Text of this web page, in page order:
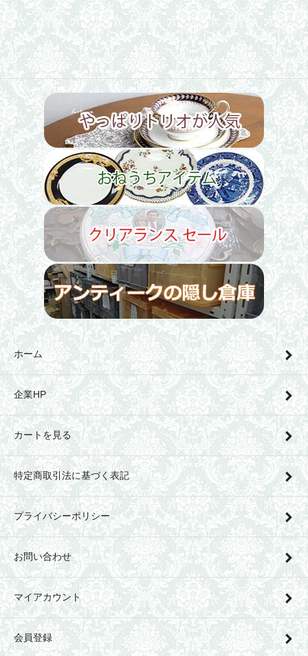
ホーム
企業HP
カートを見る
特定商取引法に基づく表記
プライバシーポリシー
お問い合わせ
マイアカウント
会員登録